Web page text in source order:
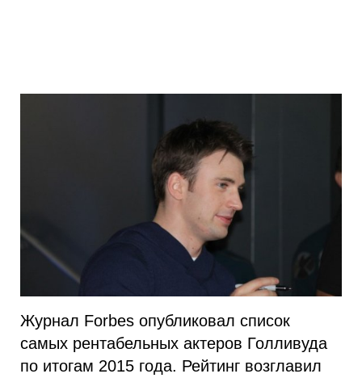
Журнал Forbes опубликовал список
самых рентабельных актеров Голливуда
по итогам 2015 года. Рейтинг возглавил